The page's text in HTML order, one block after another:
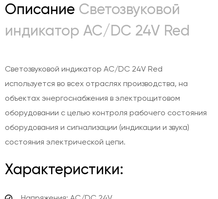
Описание Светозвуковой
индикатор AC/DC 24V Red
Светозвуковой индикатор AC/DC 24V Red
используется во всех отраслях производства, на
объектах энергоснабжения в электрощитовом
оборудовании с целью контроля рабочего состояния
оборудования и сигнализации (индикации и звука)
состояния электрической цепи.
Характеристики: